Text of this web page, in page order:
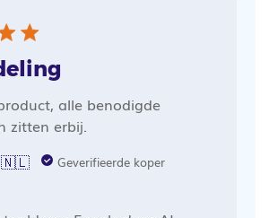
alle benodigde
zitten erbij.
🇳🇱
Geverifieerde koper